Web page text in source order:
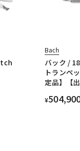
Bach
バック /
トランペ
定品】【
¥